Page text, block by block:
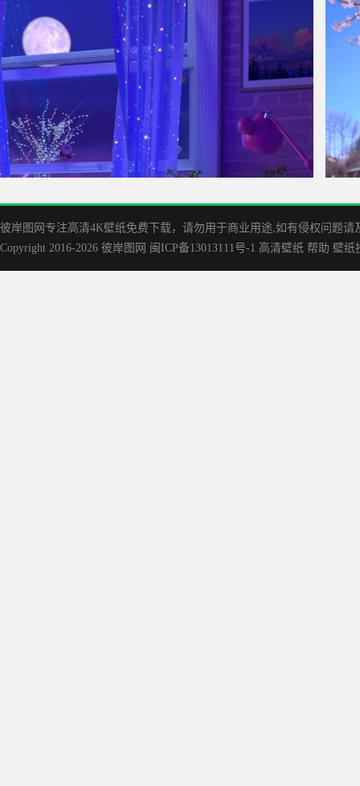
彼岸图网专注高清4K壁纸免费下载，请勿用于商业用途,如有侵权问题
Copyright 2016-2026 彼岸图网 闽ICP备13013111号-1 高清壁纸 帮助 壁纸